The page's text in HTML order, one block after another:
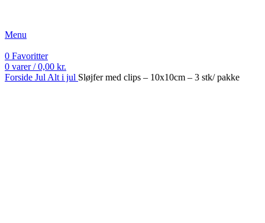
Menu
0 Favoritter
0 varer / 0,00 kr.
Forside Jul Alt i jul Sløjfer med clips – 10x10cm – 3 stk/ pakke